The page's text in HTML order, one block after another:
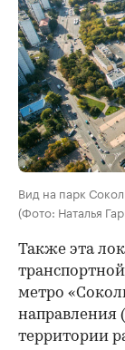
Вид на парк
(Фото: Наталья
Также эта
метро
направления
территории